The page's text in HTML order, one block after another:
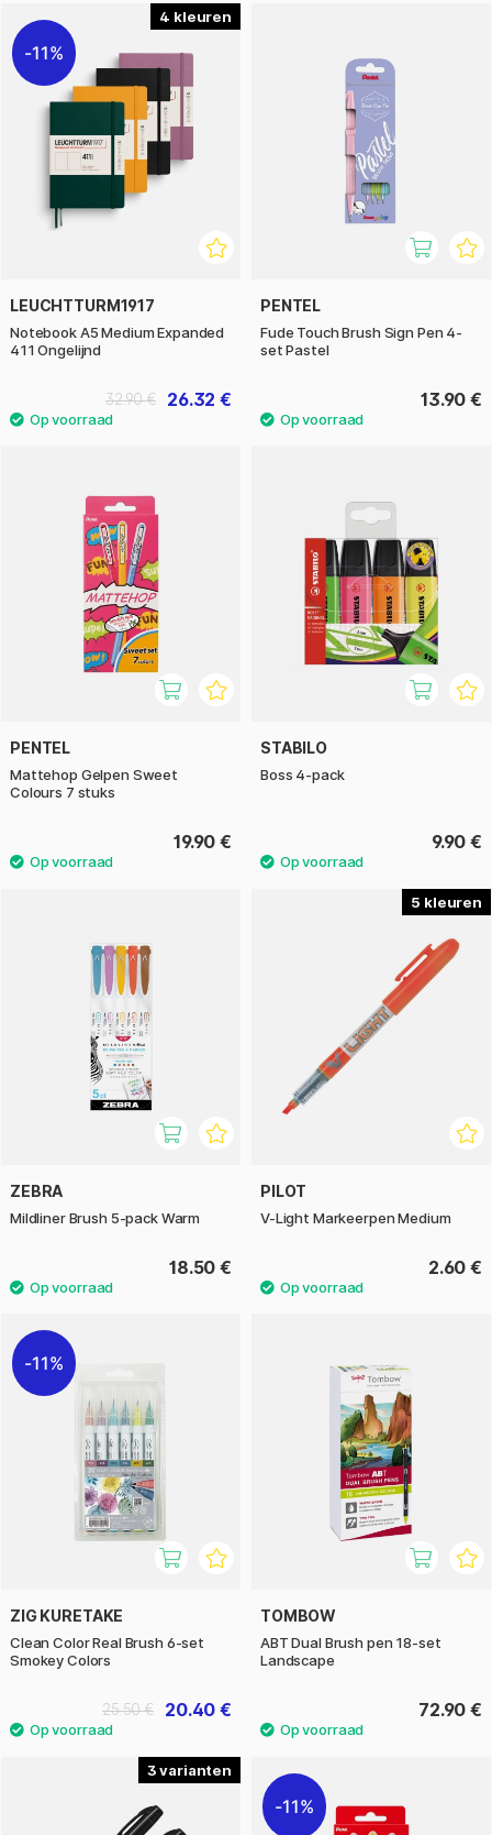
4
11%
LEUCHTTURM1917
Notebook A5 Medium Expanded
411 Ongelijnd
26.32 €
32.90 €
PENTEL
Fude Touch Brush Sign Pen 4-
set Pastel
13.90 €
PENTEL
Mattehop Gelpen Sweet
Colours 7 stuks
19.90 €
STABILO
Boss 4-pack
9.90 €
ZEBRA
Mildliner Brush 5-pack Warm
18.50 €
5
PILOT
V-Light Markeerpen Medium
2.60 €
11%
ZIG KURETAKE
Clean Color Real Brush 6-set
Smokey Colors
20.40 €
25.50 €
TOMBOW
ABT Dual Brush pen 18-set
Landscape
72.90 €
3
11%